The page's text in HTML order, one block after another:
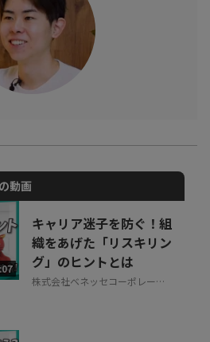
ているサービスについて
・ご質問いただけます！
お申し込み可能
希望する 無料
動画
キャリア迷子を防ぐ！組
織をあげた「リスキリン
グ」のヒントとは
株式会社ベネッセコーポレーシ